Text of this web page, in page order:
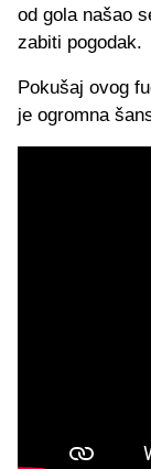
od gola našao
zabiti pogodak.
Pokušaj ovog
je ogromna